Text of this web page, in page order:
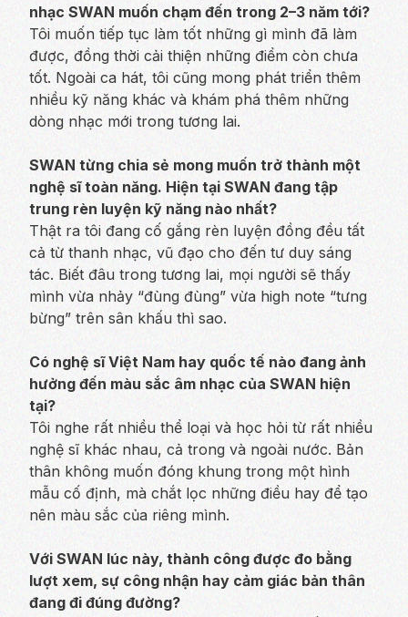
nhạc SWAN muốn chạm đến trong 2–3 năm tới?
Tôi muốn tiếp tục làm tốt những gì mình đã làm
được, đồng thời cải thiện những điểm còn chưa
tốt. Ngoài ca hát, tôi cũng mong phát triển thêm
nhiều kỹ năng khác và khám phá thêm những
dòng nhạc mới trong tương lai.
SWAN từng chia sẻ mong muốn trở thành một
nghệ sĩ toàn năng. Hiện tại SWAN đang tập
trung rèn luyện kỹ năng nào nhất?
Thật ra tôi đang cố gắng rèn luyện đồng đều tất
cả từ thanh nhạc, vũ đạo cho đến tư duy sáng
tác. Biết đâu trong tương lai, mọi người sẽ thấy
mình vừa nhảy “đùng đùng” vừa high note “tưng
bừng” trên sân khấu thì sao.
Có nghệ sĩ Việt Nam hay quốc tế nào đang ảnh
hưởng đến màu sắc âm nhạc của SWAN hiện
tại?
Tôi nghe rất nhiều thể loại và học hỏi từ rất nhiều
nghệ sĩ khác nhau, cả trong và ngoài nước. Bản
thân không muốn đóng khung trong một hình
mẫu cố định, mà chắt lọc những điều hay để tạo
nên màu sắc của riêng mình.
Với SWAN lúc này, thành công được đo bằng
lượt xem, sự công nhận hay cảm giác bản thân
đang đi đúng đường?